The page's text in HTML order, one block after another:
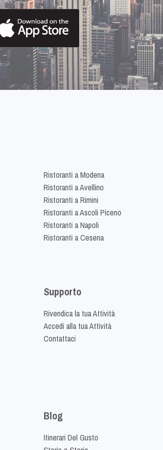
Ristoranti a Modena
Ristoranti a Avellino
Ristoranti a Rimini
Ristoranti a Ascoli Piceno
Ristoranti a Napoli
Ristoranti a Cesena
Supporto
Rivendica la tua Attività
Accedi alla tua Attività
Contattaci
Blog
Itinerari Del Gusto